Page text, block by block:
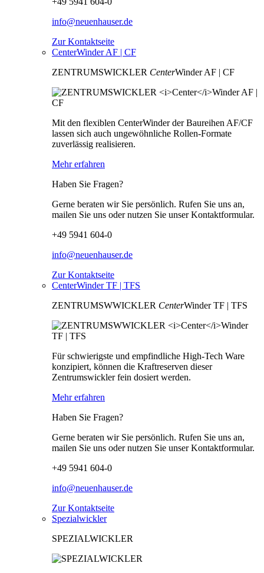
info@neuenhauser.de
Zur Kontaktseite
CenterWinder AF | CF
ZENTRUMSWICKLER CenterWinder AF | CF
Mit den flexiblen CenterWinder der Baureihen AF/CF
lassen sich auch ungewöhnliche Rollen-Formate
zuverlässig realisieren.
Mehr erfahren
Haben Sie Fragen?
Gerne beraten wir Sie persönlich. Rufen Sie uns an,
mailen Sie uns oder nutzen Sie unser Kontaktformular.
+49 5941 604-0
info@neuenhauser.de
Zur Kontaktseite
CenterWinder TF | TFS
ZENTRUMSWWICKLER CenterWinder TF | TFS
Für schwierigste und empfindliche High-Tech Ware
konzipiert, können die Kraftreserven dieser
Zentrumswickler fein dosiert werden.
Mehr erfahren
Haben Sie Fragen?
Gerne beraten wir Sie persönlich. Rufen Sie uns an,
mailen Sie uns oder nutzen Sie unser Kontaktformular.
+49 5941 604-0
info@neuenhauser.de
Zur Kontaktseite
Spezialwickler
SPEZIALWICKLER